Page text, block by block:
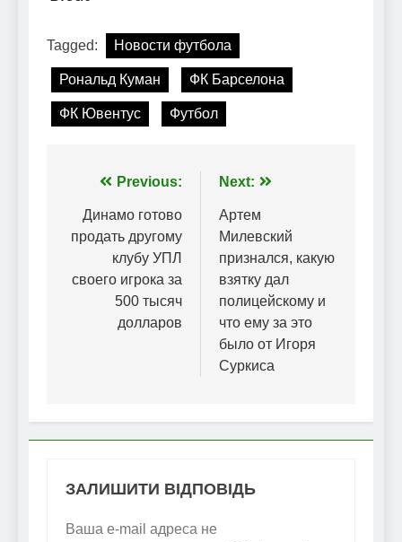
Tagged: Новости футбола
Рональд Куман ФК Барселона
ФК Ювентус Футбол
Навігація
записів
Previous:
Динамо готово
продать другому
клубу УПЛ
своего игрока за
500 тысяч
долларов
Next:
Артем
Милевский
признался, какую
взятку дал
полицейскому и
что ему за это
было от Игоря
Суркиса
ЗАЛИШИТИ ВІДПОВІДЬ
Ваша e-mail адреса не